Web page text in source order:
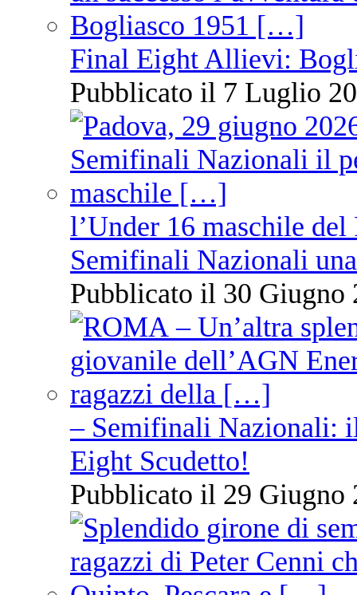
Final Eight Allievi:
Pubblicato il 7 Luglio
l’Under 16 maschile
Semifinali Nazionali
Pubblicato il 30 Giugno
– Semifinali Nazionali:
Eight Scudetto!
Pubblicato il 29 Giugno